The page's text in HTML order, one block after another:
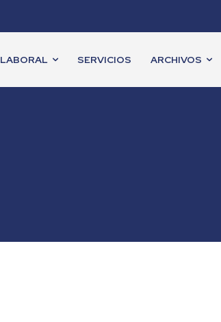
LABORAL SERVICIOS ARCHIVOS